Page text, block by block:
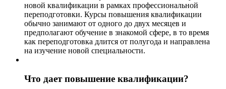
новой квалификации в рамках профессиональной
переподготовки. Курсы повышения квалификации
обычно занимают от одного до двух месяцев и
предполагают обучение в знакомой сфере, в то время
как переподготовка длится от полугода и направлена
на изучение новой специальности.
Что дает повышение квалификации?